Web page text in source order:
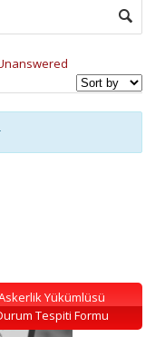
Yükümlüsü
Tespiti Formu